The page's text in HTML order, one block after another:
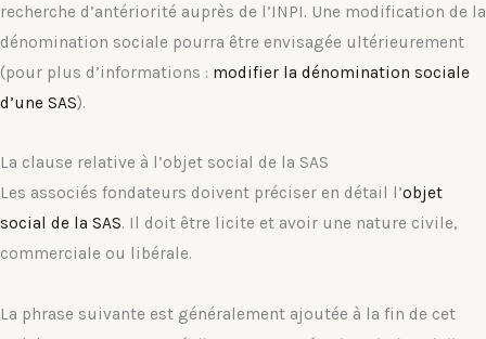
recherche d’antériorité auprès de l’INPI. Une modification de la
dénomination sociale pourra être envisagée ultérieurement
(pour plus d’informations : modifier la dénomination sociale
d’une SAS).
La clause relative à l’objet social de la SAS
Les associés fondateurs doivent préciser en détail l’objet
social de la SAS. Il doit être licite et avoir une nature civile,
commerciale ou libérale.
La phrase suivante est généralement ajoutée à la fin de cet